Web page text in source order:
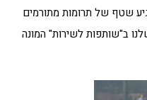
שטף של תרומות מתורמים
ב"שותפות לשירות" המונה